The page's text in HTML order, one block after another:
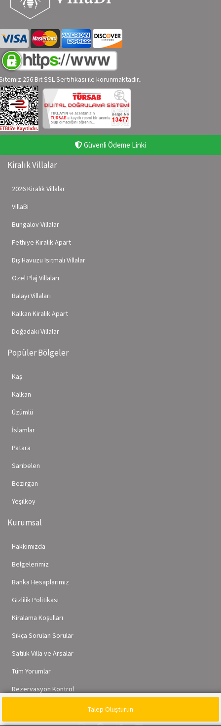
Talep Oluşturun
256 Bit SSL Sertifikası ile korunmaktadır..
Güvenli Ödeme Linki
Kiralık Villalar
2026 Kiralık Villalar
VillaBi
Bungalov Villalar
Fethiye Kiralık Apart
Dış Havuzu Isıtmalı Villalar
Özel Plaj Villaları
Balayı Villaları
Kalkan Kiralık Apart
Doğadaki Villalar
Popüler Bölgeler
Kaş
Kalkan
Üzümlü
İslamlar
Patara
Sarıbelen
Bezirgan
Yeşilköy
Kurumsal
Hakkımızda
Belgelerimiz
Banka Hesaplarımız
Gizlilik Politikası
Kiralama Koşulları
Sıkça Sorulan Sorular
Satılık Villa ve Arsalar
Tüm Yorumlar
Rezervasyon Kontrol